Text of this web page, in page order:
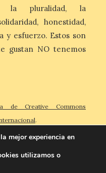
para
ciudad
de
puesto
julio
la pluralidad, la
honestidad,
y esfuerzo. Estos son
gustan NO tenemos
de Creative Commons
.
mejor experiencia en
utilizamos o